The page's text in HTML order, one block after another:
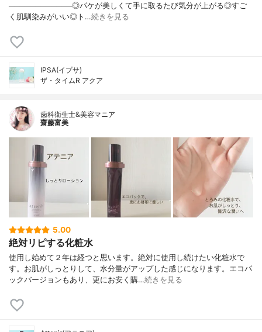
────────────◎パケが美しくて手に取るたび気分が上がる◎すご
く肌馴染みがいい◎ト…続きを見る
IPSA(イプサ)
ザ・タイムR アクア
歯科衛生士&美容マニア
齋藤富美
5.00
絶対リピする化粧水
使用し始めて２年は経つと思います。絶対に使用し続けたい化粧水で
す。お肌がしっとりして、水分量がアップした感じになります。エコパ
ックバージョンもあり、更にお安く購…続きを見る